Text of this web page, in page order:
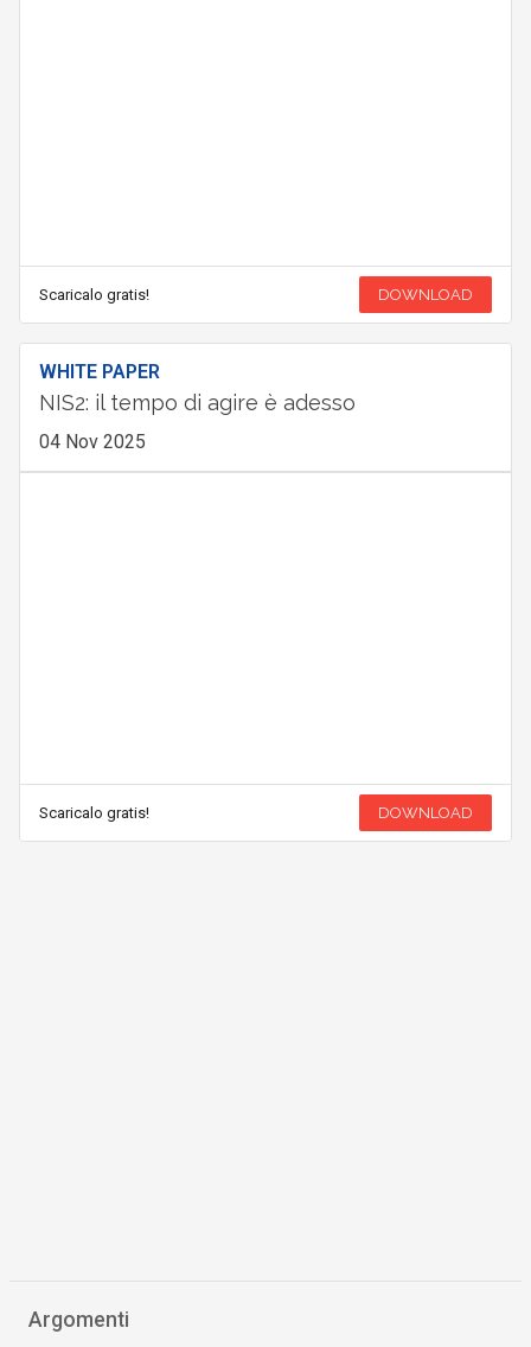
Scaricalo gratis! DOWNLOAD
WHITE PAPER
NIS2: il tempo di agire è adesso
04 Nov 2025
Scaricalo gratis! DOWNLOAD
Argomenti